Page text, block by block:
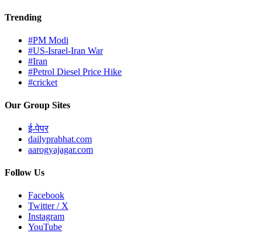
Trending
#PM Modi
#US-Israel-Iran War
#Iran
#Petrol Diesel Price Hike
#cricket
Our Group Sites
ई-पेपर
dailyprabhat.com
aarogyajagar.com
Follow Us
Facebook
Twitter / X
Instagram
YouTube